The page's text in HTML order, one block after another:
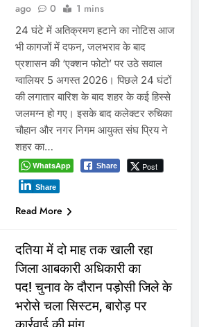
ago
0 1 mins
24 घंटे में अतिक्रमण हटाने का नोटिस आज
भी कागजों में दफन, जलभराव के बाद
प्रशासन की ‘एक्शन फोटो’ पर उठे सवाल
ग्वालियर 5 अगस्त 2026। पिछले 24 घंटों
की लगातार बारिश के बाद शहर के कई हिस्से
जलमग्न हो गए। इसके बाद कलेक्टर रुचिका
चौहान और नगर निगम आयुक्त संघ प्रिय ने
शहर का…
WhatsApp Share Post
Share
Read More
दतिया में दो माह तक खाली रहा
जिला आबकारी अधिकारी का
पद! चुनाव के दौरान पड़ोसी जिले के
भरोसे चला सिस्टम, बारोड़ पर